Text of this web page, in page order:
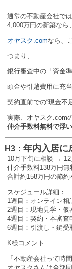
通常の不動産会社で
4,000万円の新築なら、
オヤスク.comなら、
つまり、
銀行審査中の「資金
頭金や引越費用に充
契約直前での“現金不
実際、オヤスク.com
仲介手数料無料で浮
H3： 年内入居に
10月下旬に相談 → 12
仲介手数料138万円無
合計約158万円の節約
スケジュール詳細：
1週目：オンライン相
2週目：現地見学・仮
4週目：契約・本審査
6週目：引渡し・鍵受
K様コメント
「不動産会社って時
オヤスクさんは全部